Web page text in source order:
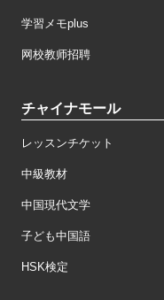
学習メモplus
网校教师招聘
チャイナモール
レッスンチケット
中級教材
中国現代文学
子ども中国語
HSK検定